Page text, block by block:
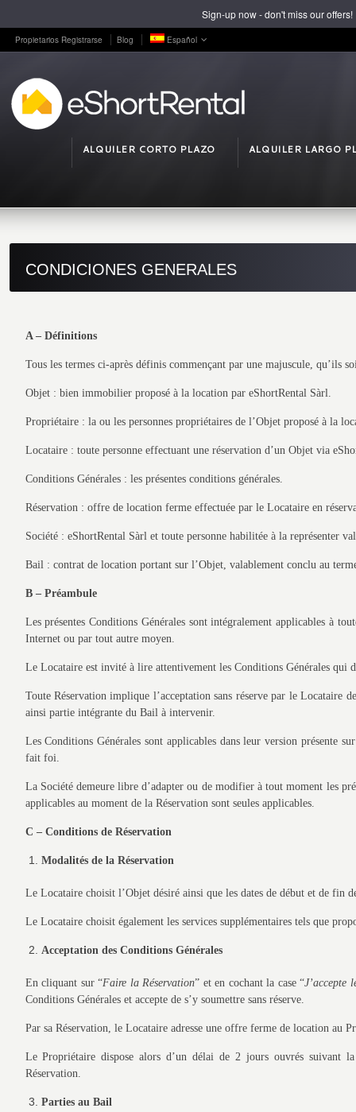
Propietarios Registrarse Blog Español
ALQUILER CORTO PLAZO ALQUILER LARGO
CONDICIONES GENERALES
A – Définitions
Tous les termes ci-après définis commençant par une majuscule, qu’ils
Objet : bien immobilier proposé à la location par eShortRental Sàrl.
Propriétaire : la ou les personnes propriétaires de l’Objet proposé à la
Locataire : toute personne effectuant une réservation d’un Objet via
Conditions Générales : les présentes conditions générales.
Réservation : offre de location ferme effectuée par le Locataire en
Société : eShortRental Sàrl et toute personne habilitée à la représenter
Bail : contrat de location portant sur l’Objet, valablement conclu au
B – Préambule
Les présentes Conditions Générales sont intégralement applicables à
Internet ou par tout autre moyen.
Le Locataire est invité à lire attentivement les Conditions Générales qui
Toute Réservation implique l’acceptation sans réserve par le Locataire
ainsi partie intégrante du Bail à intervenir.
Les Conditions Générales sont applicables dans leur version présente
fait foi.
La Société demeure libre d’adapter ou de modifier à tout moment les
applicables au moment de la Réservation sont seules applicables.
C – Conditions de Réservation
Modalités de la Réservation
Le Locataire choisit l’Objet désiré ainsi que les dates de début et de fin
Le Locataire choisit également les services supplémentaires tels que
Acceptation des Conditions Générales
En cliquant sur “Faire la Réservation” et en cochant la case “J’accepte
Conditions Générales et accepte de s’y soumettre sans réserve.
Par sa Réservation, le Locataire adresse une offre ferme de location au
Le Propriétaire dispose alors d’un délai de 2 jours ouvrés suivant
Réservation.
Parties au Bail
Sign-up now - don't miss our offers!